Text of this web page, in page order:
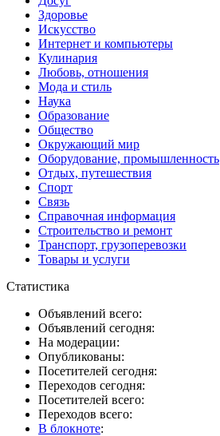
Здоровье
Искусство
Интернет и компьютеры
Кулинария
Любовь, отношения
Мода и стиль
Наука
Образование
Общество
Окружающий мир
Оборудование, промышленность
Отдых, путешествия
Спорт
Связь
Справочная информация
Строительство и ремонт
Транспорт, грузоперевозки
Товары и услуги
Статистика
Объявлений всего:
Объявлений сегодня:
На модерации:
Опубликованы:
Посетителей сегодня:
Переходов сегодня:
Посетителей всего:
Переходов всего:
В блокноте: